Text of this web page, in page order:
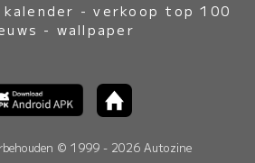
-verkoop top 100
- wallpaper
© 1999 - 2026 Autozine